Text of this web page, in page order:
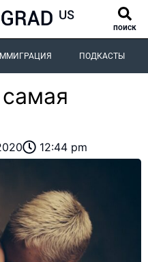
поиск
ПОДКАСТЫ
12:44 pm